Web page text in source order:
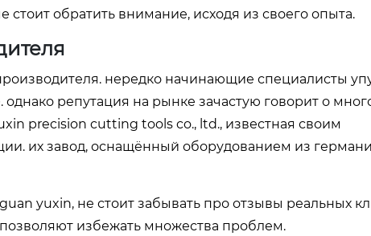
обратить внимание, исходя из своего опыта.
нередко начинающие специалисты
репутация на рынке зачастую говорит о
precision cutting tools co., ltd., известная своим
их завод, оснащённый оборудованием из
yuxin, не стоит забывать про отзывы реальных
избежать множества проблем.